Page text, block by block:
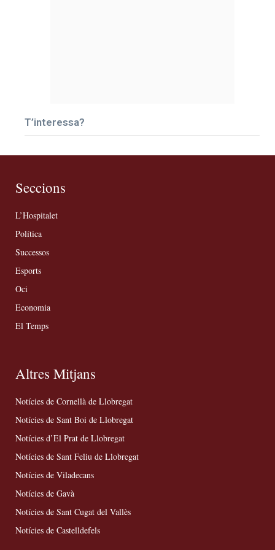
T’interessa?
Seccions
L’Hospitalet
Política
Successos
Esports
Oci
Economia
El Temps
Altres Mitjans
Notícies de Cornellà de Llobregat
Notícies de Sant Boi de Llobregat
Notícies d’El Prat de Llobregat
Notícies de Sant Feliu de Llobregat
Notícies de Viladecans
Notícies de Gavà
Notícies de Sant Cugat del Vallès
Notícies de Castelldefels